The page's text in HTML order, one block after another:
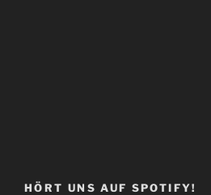
HÖRT UNS AUF SPOTIFY!